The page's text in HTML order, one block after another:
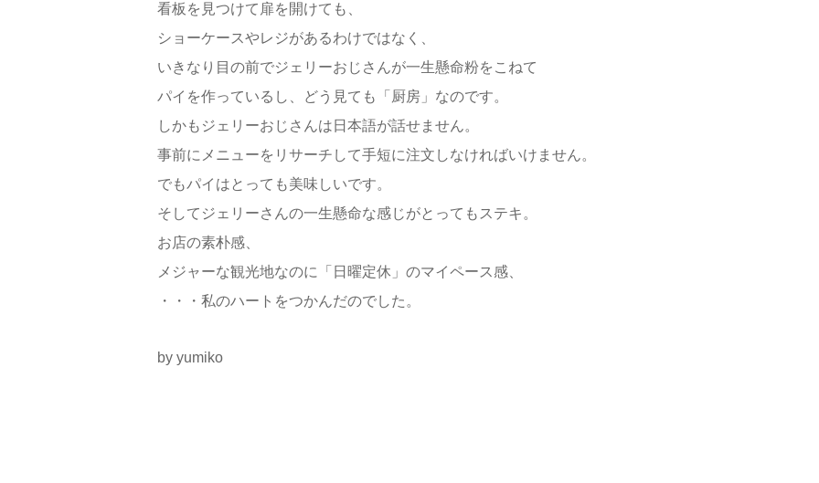
看板を見つけて扉を開けても、
ショーケースやレジがあるわけではなく、
いきなり目の前でジェリーおじさんが一生懸命粉をこねて
パイを作っているし、どう見ても「厨房」なのです。
しかもジェリーおじさんは日本語が話せません。
事前にメニューをリサーチして手短に注文しなければいけません。
でもパイはとっても美味しいです。
そしてジェリーさんの一生懸命な感じがとってもステキ。
お店の素朴感、
メジャーな観光地なのに「日曜定休」のマイペース感、
・・・私のハートをつかんだのでした。
by yumiko